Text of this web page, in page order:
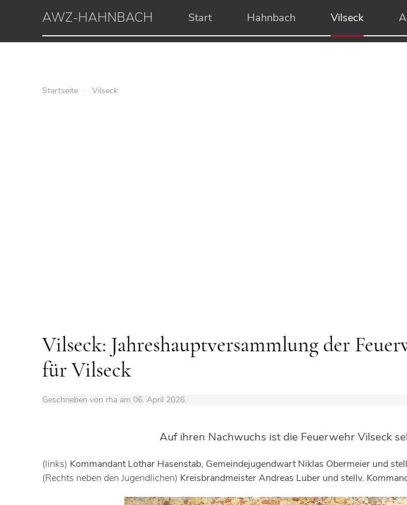
AWZ-HAHNBACH Start Hahnbach Vilseck
Startseite Vilseck
Vilseck: Jahreshauptversammlung der
für Vilseck
Geschrieben von rha am 06. April 2026.
Auf ihren Nachwuchs ist die Feuerwehr Vilseck
(links) Kommandant Lothar Hasenstab, Gemeindejugendwart Niklas Obermeier und
(Rechts neben den Jugendlichen) Kreisbrandmeister Andreas Luber und stellv.